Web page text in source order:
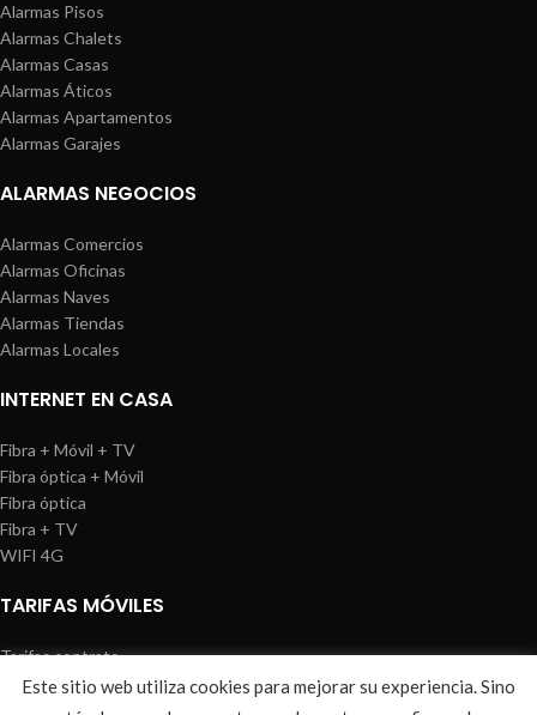
Alarmas Pisos
Alarmas Chalets
Alarmas Casas
Alarmas Áticos
Alarmas Apartamentos
Alarmas Garajes
ALARMAS NEGOCIOS
Alarmas Comercios
Alarmas Oficinas
Alarmas Naves
Alarmas Tiendas
Alarmas Locales
INTERNET EN CASA
Fibra + Móvil + TV
Fibra óptica + Móvil
Fibra óptica
Fibra + TV
WIFI 4G
TARIFAS MÓVILES
Tarifas contrato
Tarifas prepago
WIREDOSAFE Aviso Legal Política de Cookies |Sitemap
Este sitio web utiliza cookies para mejorar su experiencia. Sino